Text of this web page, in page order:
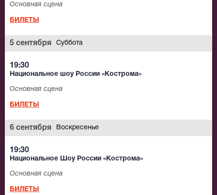
Основная сцена
БИЛЕТЫ
5 сентября Суббота
19:30
Национальное шоу России «Кострома»
Основная сцена
БИЛЕТЫ
6 сентября Воскресенье
19:30
Национальное Шоу России «Кострома»
Основная сцена
БИЛЕТЫ